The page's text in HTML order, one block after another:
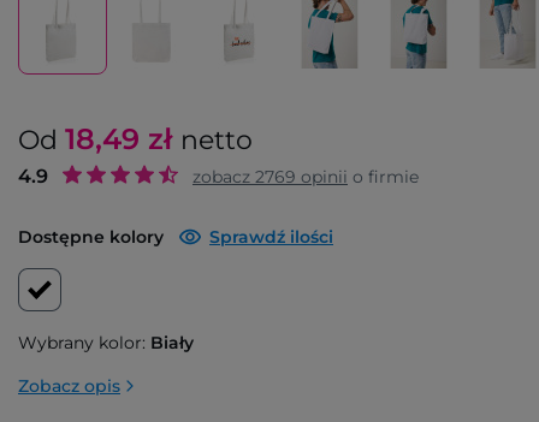
Od 18,49 zł netto
4.9 zobacz 2769 opinii o firmie
Dostępne kolory Sprawdź ilości
Wybrany kolor: Biały
Zobacz opis